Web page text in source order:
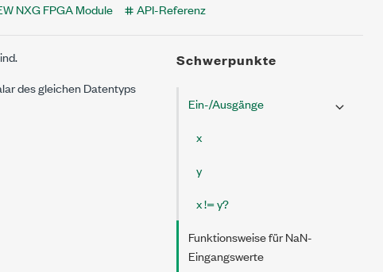
NXG FPGA Module API-Referenz
des gleichen Datentyps
Schwerpunkte
Ein-/Ausgänge
x
y
x != y?
Funktionsweise für NaN-
Eingangswerte